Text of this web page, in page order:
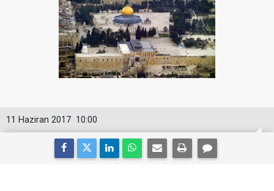
10:00
11 Haziran 2017